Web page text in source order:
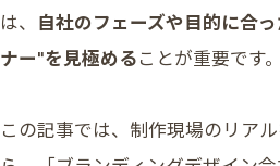
は、 自社のフェーズや目的に合っ
ナー”を見極めることが重要です。
この記事では、制作現場のリア